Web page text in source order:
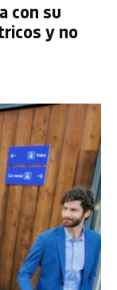
con su
y no